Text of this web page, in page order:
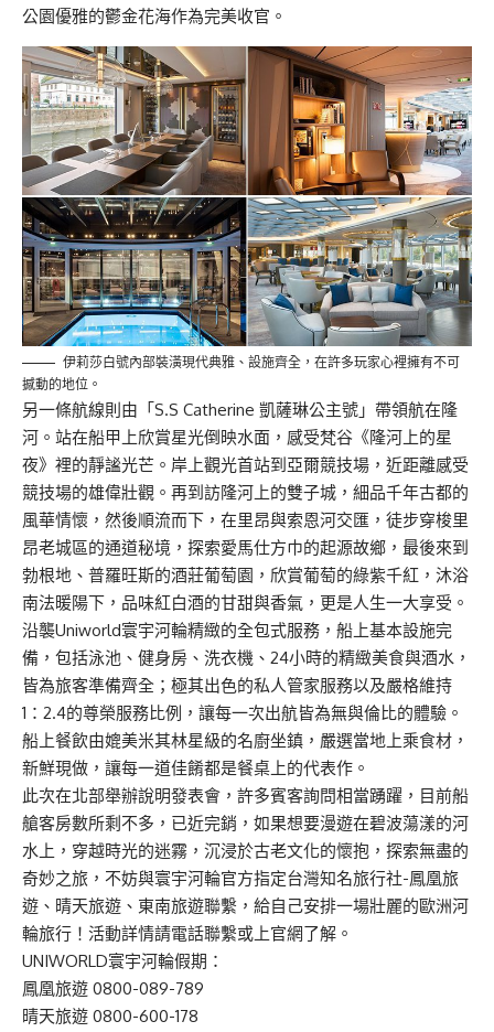
公園優雅的鬱金花海作為完美收官。
伊莉莎白號內部裝潢現代典雅、設施齊全，在許多玩家心裡擁有不可
撼動的地位。
另一條航線則由「S.S Catherine 凱薩琳公主號」帶領航在隆
河。站在船甲上欣賞星光倒映水面，感受梵谷《隆河上的星
夜》裡的靜謐光芒。岸上觀光首站到亞爾競技場，近距離感受
競技場的雄偉壯觀。再到訪隆河上的雙子城，細品千年古都的
風華情懷，然後順流而下，在里昂與索恩河交匯，徒步穿梭里
昂老城區的通道秘境，探索愛馬仕方巾的起源故鄉，最後來到
勃根地、普羅旺斯的酒莊葡萄園，欣賞葡萄的綠紫千紅，沐浴
南法暖陽下，品味紅白酒的甘甜與香氣，更是人生一大享受。
沿襲Uniworld寰宇河輪精緻的全包式服務，船上基本設施完
備，包括泳池、健身房、洗衣機、24小時的精緻美食與酒水，
皆為旅客準備齊全；極其出色的私人管家服務以及嚴格維持
1：2.4的尊榮服務比例，讓每一次出航皆為無與倫比的體驗。
船上餐飲由媲美米其林星級的名廚坐鎮，嚴選當地上乘食材，
新鮮現做，讓每一道佳餚都是餐桌上的代表作。
此次在北部舉辦說明發表會，許多賓客詢問相當踴躍，目前船
艙客房數所剩不多，已近完銷，如果想要漫遊在碧波蕩漾的河
水上，穿越時光的迷霧，沉浸於古老文化的懷抱，探索無盡的
奇妙之旅，不妨與寰宇河輪官方指定台灣知名旅行社-鳳凰旅
遊、晴天旅遊、東南旅遊聯繫，給自己安排一場壯麗的歐洲河
輪旅行！活動詳情請電話聯繫或上官網了解。
UNIWORLD寰宇河輪假期：
鳳凰旅遊 0800-089-789
晴天旅遊 0800-600-178